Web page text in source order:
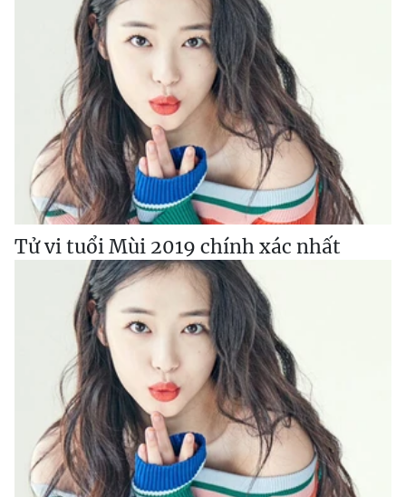
Tử vi tuổi Mùi 2019 chính xác nhất